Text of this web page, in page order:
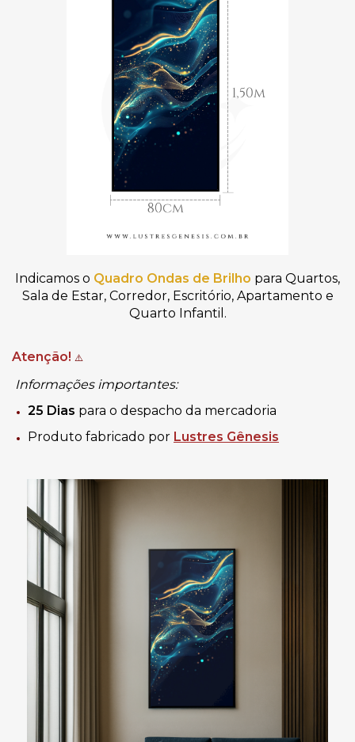
Indicamos o Quadro Ondas de Brilho para Quartos,
Sala de Estar, Corredor, Escritório, Apartamento e
Quarto Infantil.
Atenção! ⚠️
Informações importantes:
25 Dias para o despacho da mercadoria
Produto fabricado por Lustres Gênesis